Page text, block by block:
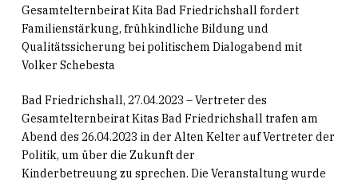
Gesamtelternbeirat Kita Bad Friedrichshall fordert
Familienstärkung, frühkindliche Bildung und
Qualitätssicherung bei politischem Dialogabend mit
Volker Schebesta
Bad Friedrichshall, 27.04.2023 – Vertreter des
Gesamtelternbeirat Kitas Bad Friedrichshall trafen am
Abend des 26.04.2023 in der Alten Kelter auf Vertreter der
Politik, um über die Zukunft der
Kinderbetreuung zu sprechen. Die Veranstaltung wurde